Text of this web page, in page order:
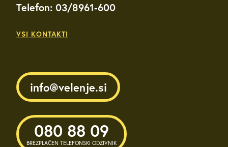
Telefon: 03/8961-600
VSI KONTAKTI
info@velenje.si
080 88 09
BREZPLAČEN TELEFONSKI ODZIVNIK